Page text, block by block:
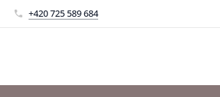
+420 725 589 684